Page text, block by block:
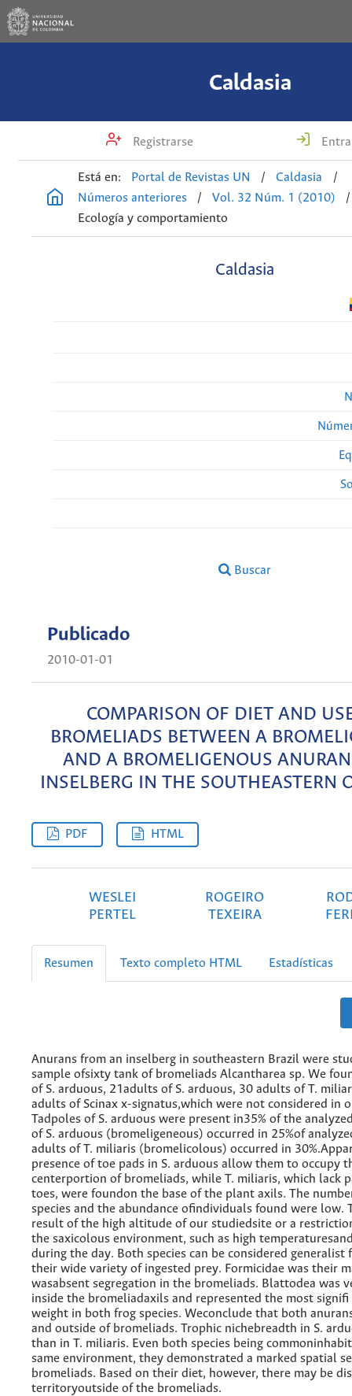
Caldasia
Registrarse
Está en: Portal de Revistas UN / Caldasia
/
Números anteriores
/ Vol. 32 Núm. 1 (2010)
/
Ecología y comportamiento
Caldasia
Buscar
Publicado
2010-01-01
COMPARISON OF DIET AND
BROMELIADS BETWEEN A
AND A BROMELIGENOUS
INSELBERG IN THE SOUTHEASTERN
PDF HTML
WESLEI
PERTEL
ROGEIRO
TEXEIRA
Resumen Texto completo HTML Estadísticas
Anurans from an inselberg in southeastern Brazil were
sample ofsixty tank of bromeliads Alcantharea sp. We
of S. arduous, 21adults of S. arduous, 30 adults of T.
adults of Scinax x-signatus,which were not considered in
Tadpoles of S. arduous were present in35% of the
of S. arduous (bromeligeneous) occurred in 25%of
adults of T. miliaris (bromelicolous) occurred in
presence of toe pads in S. arduous allow them to occupy
centerportion of bromeliads, while T. miliaris, which lack
toes, were foundon the base of the plant axils. The
species and the abundance ofindividuals found were low.
result of the high altitude of our studiedsite or a
the saxicolous environment, such as high
during the day. Both species can be considered generalist
their wide variety of ingested prey. Formicidae was their
wasabsent segregation in the bromeliads. Blattodea was
inside the bromeliadaxils and represented the most
weight in both frog species. Weconclude that both
and outside of bromeliads. Trophic nichebreadth in S.
than in T. miliaris. Even both species being
same environment, they demonstrated a marked spatial
bromeliads. Based on their diet, however, there may be
territoryoutside of the bromeliads.